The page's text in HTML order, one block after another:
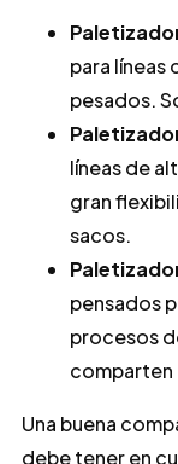
para líneas
pesados.
líneas de
gran
sacos.
pensados
procesos
comparten
Una buena
debe tener en